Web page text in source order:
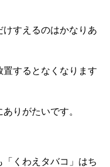
すえるのはかなりあ
するとなくなります
りがたいです。
くわえタバコ」はち